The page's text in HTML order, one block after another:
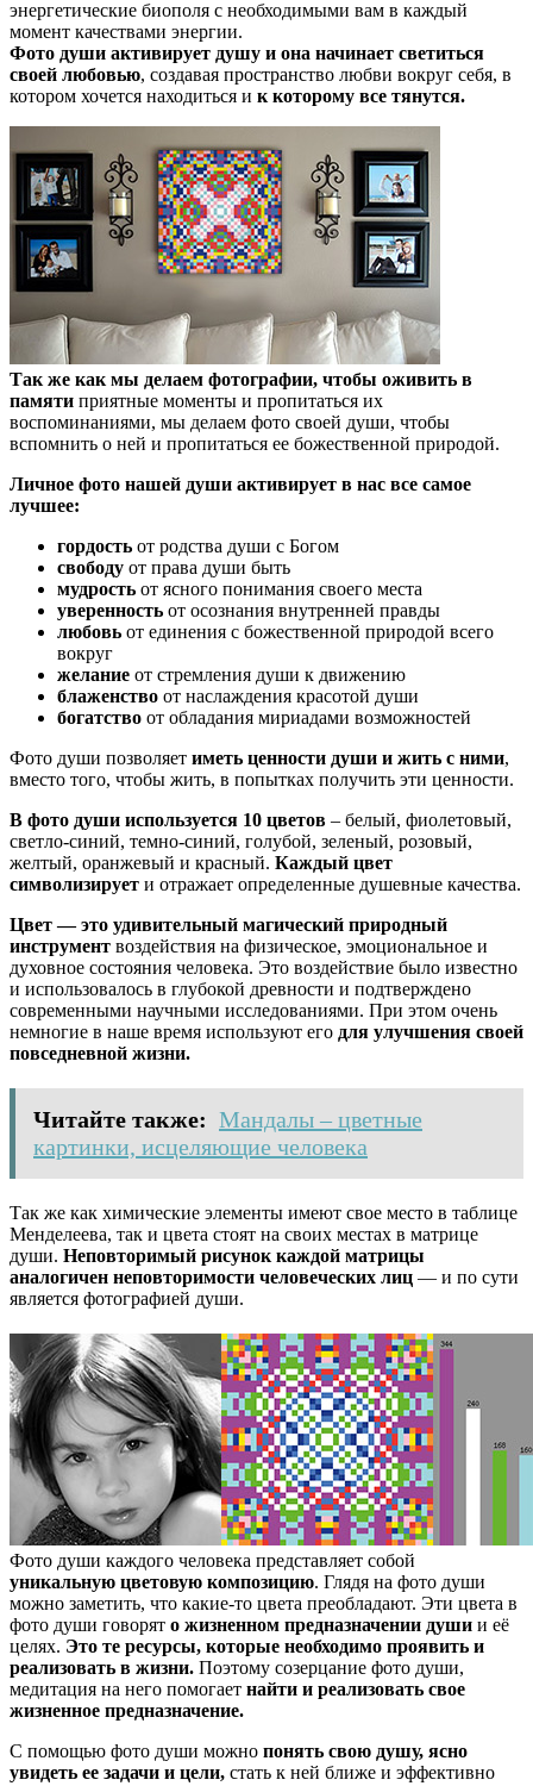
энергетические биополя с необходимыми вам в каждый
момент качествами энергии.
Фото души активирует душу и она начинает светиться
своей любовью, создавая пространство любви вокруг себя, в
котором хочется находиться и к которому все тянутся.
Так же как мы делаем фотографии, чтобы оживить в
памяти приятные моменты и пропитаться их
воспоминаниями, мы делаем фото своей души, чтобы
вспомнить о ней и пропитаться ее божественной природой.
Личное фото нашей души активирует в нас все самое
лучшее:
гордость от родства души с Богом
свободу от права души быть
мудрость от ясного понимания своего места
уверенность от осознания внутренней правды
любовь от единения с божественной природой всего
вокруг
желание от стремления души к движению
блаженство от наслаждения красотой души
богатство от обладания мириадами возможностей
Фото души позволяет иметь ценности души и жить с ними,
вместо того, чтобы жить, в попытках получить эти ценности.
В фото души используется 10 цветов – белый, фиолетовый,
светло-синий, темно-синий, голубой, зеленый, розовый,
желтый, оранжевый и красный. Каждый цвет
символизирует и отражает определенные душевные качества.
Цвет — это удивительный магический природный
инструмент воздействия на физическое, эмоциональное и
духовное состояния человека. Это воздействие было известно
и использовалось в глубокой древности и подтверждено
современными научными исследованиями. При этом очень
немногие в наше время используют его для улучшения своей
повседневной жизни.
Читайте также: Мандалы – цветные
картинки, исцеляющие человека
Так же как химические элементы имеют свое место в таблице
Менделеева, так и цвета стоят на своих местах в матрице
души. Неповторимый рисунок каждой матрицы
аналогичен неповторимости человеческих лиц — и по сути
является фотографией души.
Фото души каждого человека представляет собой
уникальную цветовую композицию. Глядя на фото души
можно заметить, что какие-то цвета преобладают. Эти цвета в
фото души говорят о жизненном предназначении души и её
целях. Это те ресурсы, которые необходимо проявить и
реализовать в жизни. Поэтому созерцание фото души,
медитация на него помогает найти и реализовать свое
жизненное предназначение.
С помощью фото души можно понять свою душу, ясно
увидеть ее задачи и цели, стать к ней ближе и эффективно